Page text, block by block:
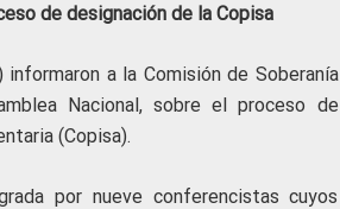
de designación de la Copisa
a la Comisión de Soberanía
Nacional, sobre el proceso de
(Copisa).
por nueve conferencistas cuyos